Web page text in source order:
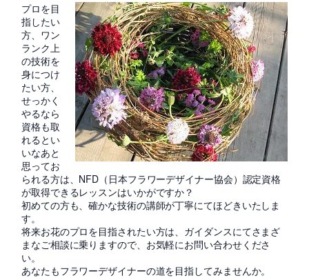
プロを目
指したい
方、ワン
ランク上
の技術を
身につけ
たい方、
せっかく
やるなら
資格も取
れるとい
いなあと
思ってお
られる方は、NFD（日本フラワーデザイナー協会）認定資格
が取得できるレッスンはいかがですか？
初めての方も、確かな技術の講師が丁寧にてほどきいたしま
す。
将来お花のプロを目指されたい方は、ガイダンスにてさまざ
まなご相談に乗りますので、お気軽にお問い合わせくださ
い。
あなたもフラワーデザイナーの道を目指してみませんか。